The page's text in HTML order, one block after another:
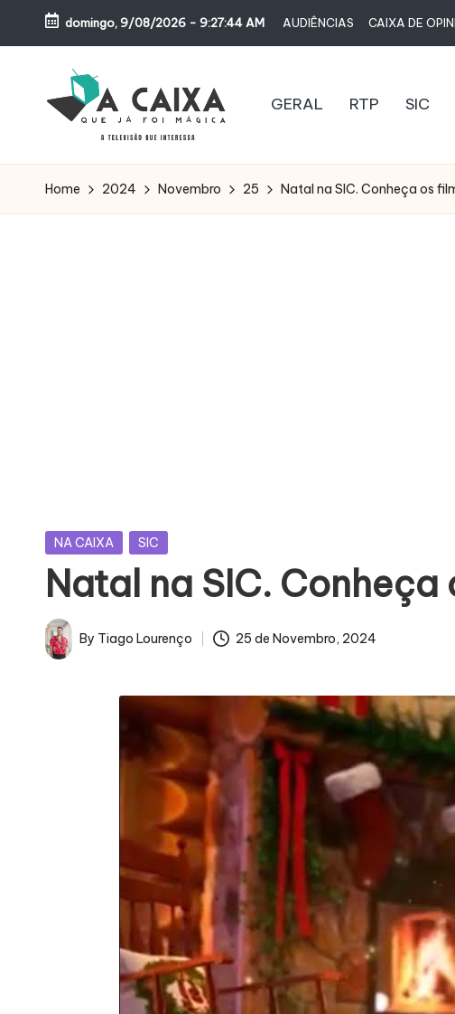
Skip
content
domingo, 9/08/2026 - 9:27:45 AM AUDIÊNCIAS CAIXA DE
A
C
J
Á
F
O
Audiências,
Programas,
GERAL RTP SIC
Home 2024 Novembro 25 Natal na SIC. Conheça os
Posted
NA CAIXA SIC
Natal na SIC.
Posted
By Tiago Lourenço 25 de Novembro, 2024